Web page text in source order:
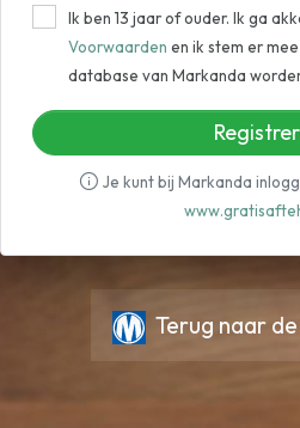
Ik ben 13 jaar of ouder. Ik ga
Voorwaarden en ik stem er
database van Markanda
Je kunt bij Markanda
Terug naar